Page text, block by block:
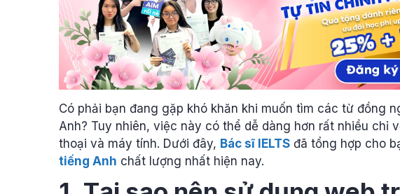
Có phải bạn đang gặp khó khăn khi muốn tìm các từ đồng
Anh? Tuy nhiên, việc này có thể dễ dàng hơn rất nhiều chỉ
thoại và máy tính. Dưới đây, Bác sĩ IELTS đã tổng hợp cho
tiếng Anh chất lượng nhất hiện nay.